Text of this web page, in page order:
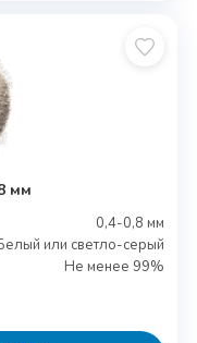
мм
0,4-0,8 мм
или светло-серый
Не менее 99%